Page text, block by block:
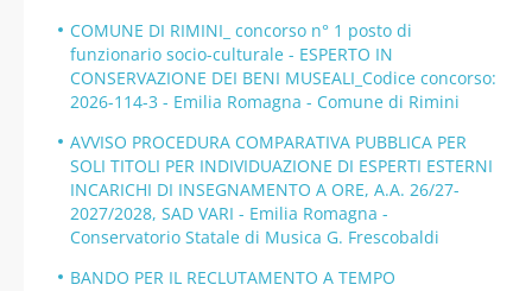
COMUNE DI RIMINI_ concorso n° 1 posto di
funzionario socio-culturale - ESPERTO IN
CONSERVAZIONE DEI BENI MUSEALI_Codice concorso:
2026-114-3 - Emilia Romagna - Comune di Rimini
AVVISO PROCEDURA COMPARATIVA PUBBLICA PER
SOLI TITOLI PER INDIVIDUAZIONE DI ESPERTI ESTERNI
INCARICHI DI INSEGNAMENTO A ORE, A.A. 26/27-
2027/2028, SAD VARI - Emilia Romagna -
Conservatorio Statale di Musica G. Frescobaldi
BANDO PER IL RECLUTAMENTO A TEMPO